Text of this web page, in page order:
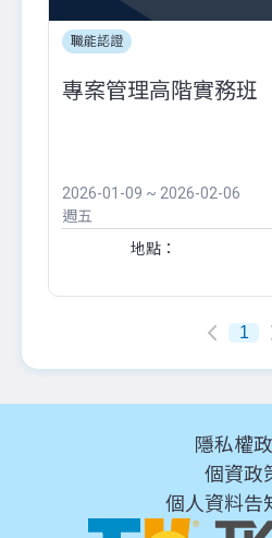
職能認證
專案管理高階實務班
2026-01-09 ~ 2026-02-06
週五
地點：
1
隱私權
個資政
個人資料告